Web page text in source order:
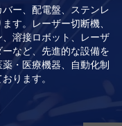
ー、配電盤、ステンレ
す。レーザー切断機、
溶接ロボット、レーザ
など、先進的な設備を
・医療機器、自動化制
ります。